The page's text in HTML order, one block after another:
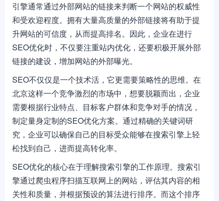
引擎通常通过外部网站的链接来判断一个网站的权威性
和受欢迎程度。拥有大量高质量的外部链接将有助于提
升网站的可信度，从而提高排名。因此，企业在进行
SEO优化时，不仅要注重站内优化，还要积极开展外部
链接的建设，增加网站的外部曝光。
SEO不仅仅是一个技术活，它更需要策略性的思维。在
北京这样一个竞争激烈的市场中，想要脱颖而出，企业
需要根据行业特点、目标客户群体和竞争对手的情况，
制定量身定制的SEO优化方案。通过精确的关键词研
究，企业可以确保自己的目标受众能够在搜索引擎上轻
松找到自己，进而提高转化率。
SEO优化的核心在于理解搜索引擎的工作原理。搜索引
擎通过爬虫程序扫描互联网上的网站，评估其内容的相
关性和质量，并根据预设的算法进行排序。而这个排序